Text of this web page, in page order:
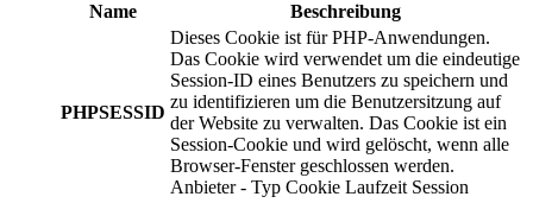
Name
Beschreibung
PHPSESSID
Dieses Cookie ist für PHP-Anwendungen.
Das Cookie wird verwendet um die eindeutige
Session-ID eines Benutzers zu speichern und
zu identifizieren um die Benutzersitzung auf
der Website zu verwalten. Das Cookie ist ein
Session-Cookie und wird gelöscht, wenn alle
Browser-Fenster geschlossen werden.
Anbieter - Typ Cookie Laufzeit Session